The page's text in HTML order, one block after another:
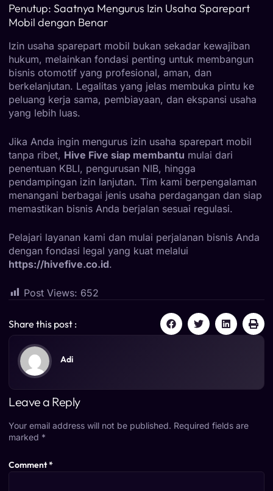
Penutup: Saatnya Mengurus Izin Usaha Sparepart
Mobil dengan Benar
Izin usaha sparepart mobil bukan sekadar kewajiban
hukum, melainkan fondasi penting untuk membangun
bisnis otomotif yang profesional, aman, dan
berkelanjutan. Legalitas yang jelas membuka pintu ke
peluang kerja sama, pembiayaan, dan ekspansi usaha
yang lebih luas.
Jika Anda ingin mengurus izin usaha sparepart mobil
tanpa ribet, Hive Five siap membantu mulai dari
penentuan KBLI, pengurusan NIB, hingga
pendampingan izin lanjutan. Tim kami berpengalaman
menangani berbagai jenis usaha perdagangan dan siap
memastikan bisnis Anda berjalan sesuai regulasi.
Pelajari layanan kami dan mulai perjalanan bisnis Anda
dengan fondasi legal yang kuat melalui
https://hivefive.co.id.
Post Views: 652
Share this post :
Adi
Leave a Reply
Your email address will not be published. Required fields are
marked *
Comment*